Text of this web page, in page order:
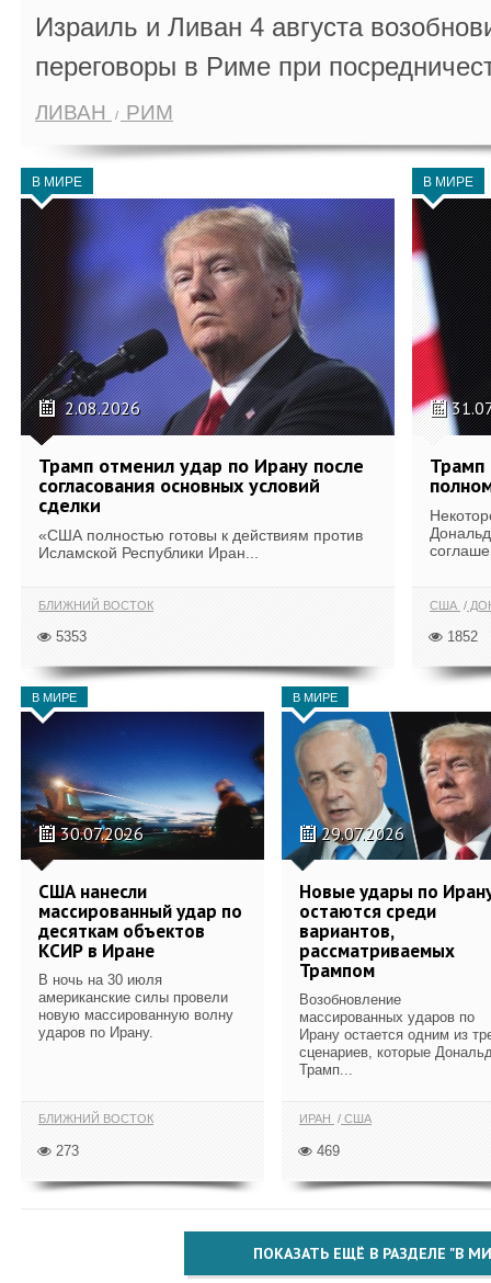
Израиль и Ливан 4 августа
переговоры в Риме при
ЛИВАН РИМ
В МИРЕ
2.08.2026
Трамп отменил удар по Ирану после
согласования основных условий
сделки
«США полностью готовы к действиям против
Исламской Республики Иран...
БЛИЖНИЙ ВОСТОК
5353
В МИРЕ
Трамп
США
1852
В МИРЕ
30.07.2026
США нанесли
массированный удар по
десяткам объектов
КСИР в Иране
В ночь на 30 июля
американские силы провели
новую массированную волну
ударов по Ирану.
БЛИЖНИЙ ВОСТОК
273
В МИРЕ
29.07.2026
Новые удары по
остаются среди
вариантов,
рассматриваемых
Трампом
Возобновление
массированных ударов по
Ирану остается одним из
сценариев, которые
Трамп...
ИРАН США
469
ПОКАЗАТЬ ЕЩЁ В РАЗДЕЛЕ "В